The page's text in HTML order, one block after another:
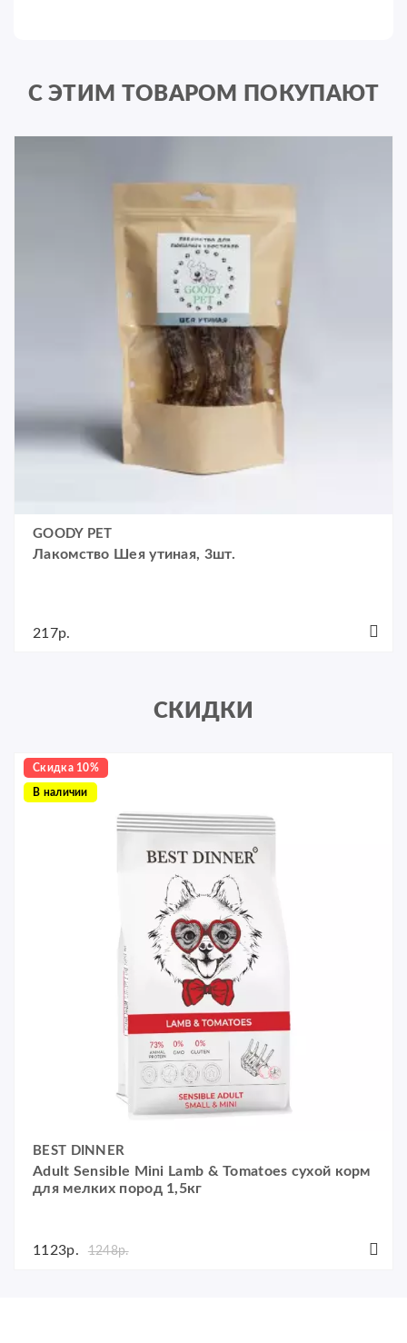
С ЭТИМ ТОВАРОМ ПОКУПАЮТ
GOODY PET
Лакомство Шея утиная, 3шт.
217р.
СКИДКИ
Скидка 10%
В наличии
BEST DINNER
Adult Sensible Mini Lamb & Tomatoes сухой корм
для мелких пород 1,5кг
1123р. 1248р.